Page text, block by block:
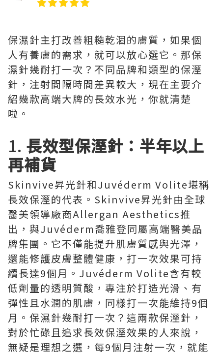
保濕針主打改善粗糙乾涸的膚質，如果個
人有養膚的需求，就可以放心選它。那保
濕針幾耐打一次？不同品牌和類型的保溼
針，注射間隔時間差異較大，現在主要介
紹幾款高端大牌的長效水光，你就清楚
啦。
1. 長效型保溼針：半年以上
再補貨
Skinvive昇光針和Juvéderm Volite堪稱
長效保溼的代表。Skinvive昇光針由全球
醫美領導廠商Allergan Aesthetics推
出，與Juvéderm喬雅登同屬高端醫美品
牌集團。它不僅能提升肌膚質感與光澤，
還能修護皮膚整體健康，打一次效果可持
續長達9個月。Juvéderm Volite含有較
低劑量的透明質酸，專注於打造光滑、有
彈性且水潤的肌膚，同樣打一次能維持9個
月。保濕針幾耐打一次？這兩款保溼針，
對於忙碌且追求長效保溼效果的人來說，
無疑是理想之選，每9個月注射一次，就能